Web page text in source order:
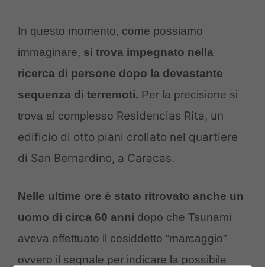
In questo momento, come possiamo
immaginare, si trova impegnato nella
ricerca di persone dopo la devastante
sequenza di terremoti. Per la precisione si
trova al complesso Residencias Rita, un
edificio di otto piani crollato nel quartiere
di San Bernardino, a Caracas.
Nelle ultime ore è stato ritrovato anche un
uomo di circa 60 anni dopo che Tsunami
aveva effettuato il cosiddetto “marcaggio”
ovvero il segnale per indicare la possibile